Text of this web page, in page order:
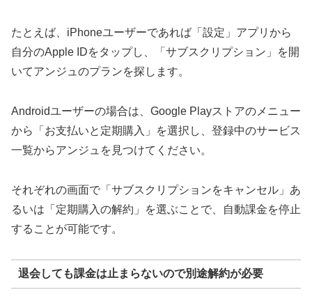
たとえば、iPhoneユーザーであれば「設定」アプリから
自分のApple IDをタップし、「サブスクリプション」を開
いてアンジュのプランを探します。
Androidユーザーの場合は、Google Playストアのメニュー
から「お支払いと定期購入」を選択し、登録中のサービス
一覧からアンジュを見つけてください。
それぞれの画面で「サブスクリプションをキャンセル」あ
るいは「定期購入の解約」を選ぶことで、自動課金を停止
することが可能です。
退会しても課金は止まらないので別途解約が必要